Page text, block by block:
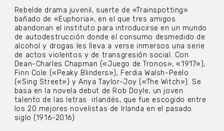
Rebelde drama juvenil, suerte de «Trainspotting»
bañado de «Euphoria», en el que tres amigos
abandonan el instituto para introducirse en un mundo
de autodestrucción donde el consumo desmedido de
alcohol y drogas les lleva a verse inmersos una serie
de actos violentos y de transgresión social. Con
Dean-Charles Chapman («Juego de Tronos», «1917»),
Finn Cole («Peaky Blinders»), Ferdia Walsh-Peelo
(«Sing Street») y Anya Taylor-Joy («The Witch»). Se
basa en la novela debut de Rob Doyle, un joven
talento de las letras irlandés, que fue escogido entre
los 20 mejores novelistas de Irlanda en el pasado
siglo (1916-2016)